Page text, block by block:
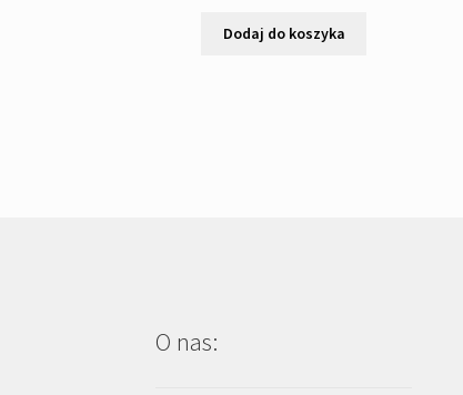
Dodaj do koszyka
O nas: